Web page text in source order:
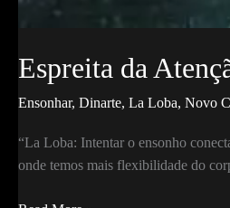
Espreita da
Ensonhar, Dinarte, La Loba, Novo
“La Loba: Intentar o ensonho
onde temos mais flexibilidade do